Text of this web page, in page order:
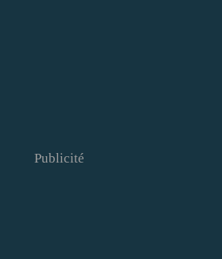
Publicité